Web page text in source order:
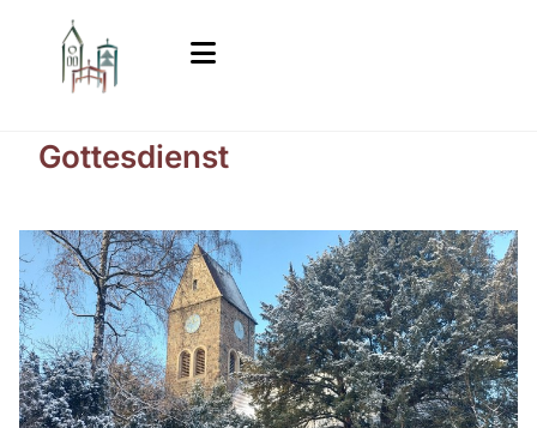
Gottesdienst